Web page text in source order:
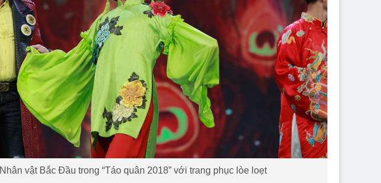
Nhân vật Bắc Đầu trong “Táo quân 2018” với trang phục lòe loẹt